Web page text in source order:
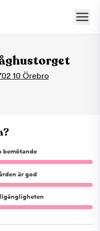
10 Örebro
bemötande
är god